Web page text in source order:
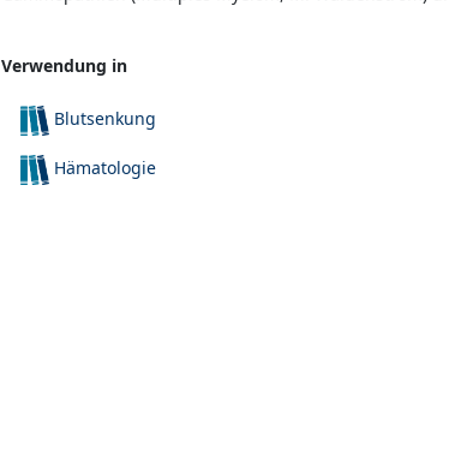
Verwendung in
Blutsenkung
Hämatologie